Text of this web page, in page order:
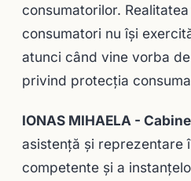
consumatorilor.
consumatori nu își
atunci când vine vorba
privind protecţia
IONAS MIHAELA -
asistenţă şi reprezentare
competente şi a